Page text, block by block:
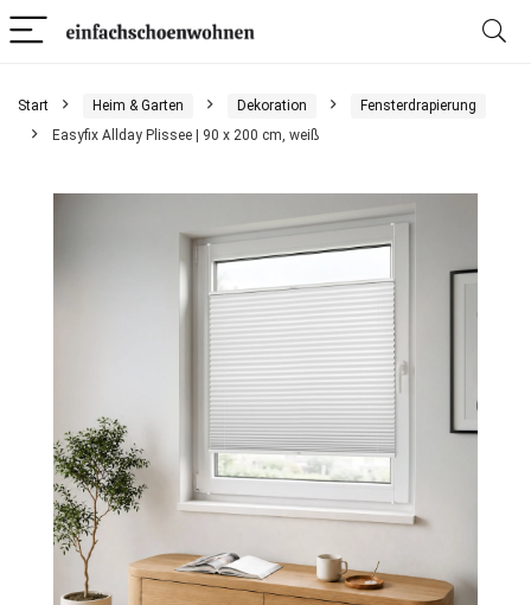
Start Heim & Garten Dekoration
Fensterdrapierung
Easyfix Allday Plissee | 90 x 200 cm, weiß